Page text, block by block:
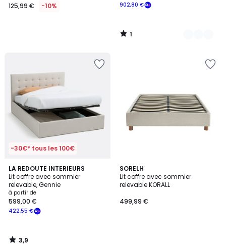
125,99 € -10% 902,80 €
1
/
-30€* tous les 100€
LA REDOUTE INTERIEURS
Lit coffre avec sommier
relevable, Gennie
à partir de
422,55 €
599,00 €
3,9
/ 5
3,9
SORELH
Lit coffre avec sommier
relevable KORALL
499,99 €